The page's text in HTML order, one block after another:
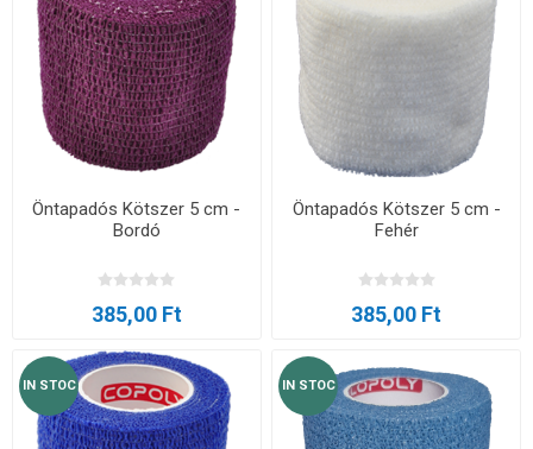
Öntapadós Kötszer 5 cm -
Bordó
385,00 Ft
Öntapadós Kötszer 5 cm -
Fehér
385,00 Ft
IN STOC IN STOC